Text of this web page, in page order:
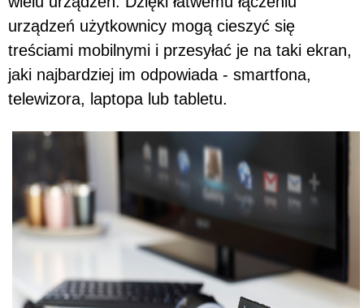
urządzeń użytkownicy mogą cieszyć się
treściami mobilnymi i przesyłać je na taki ekran,
jaki najbardziej im odpowiada - smartfona,
telewizora, laptopa lub tabletu.